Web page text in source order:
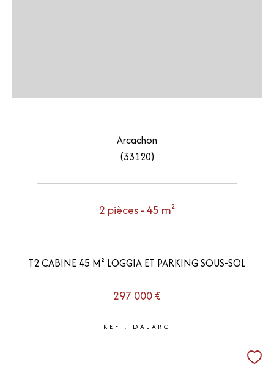
Arcachon
(33120)
2 pièces - 45 m²
T2 CABINE 45 M² LOGGIA ET PARKING SOUS-SOL
297 000 €
REF : DALARC